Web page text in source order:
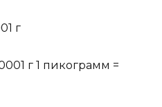
г
г 1 пикограмм =